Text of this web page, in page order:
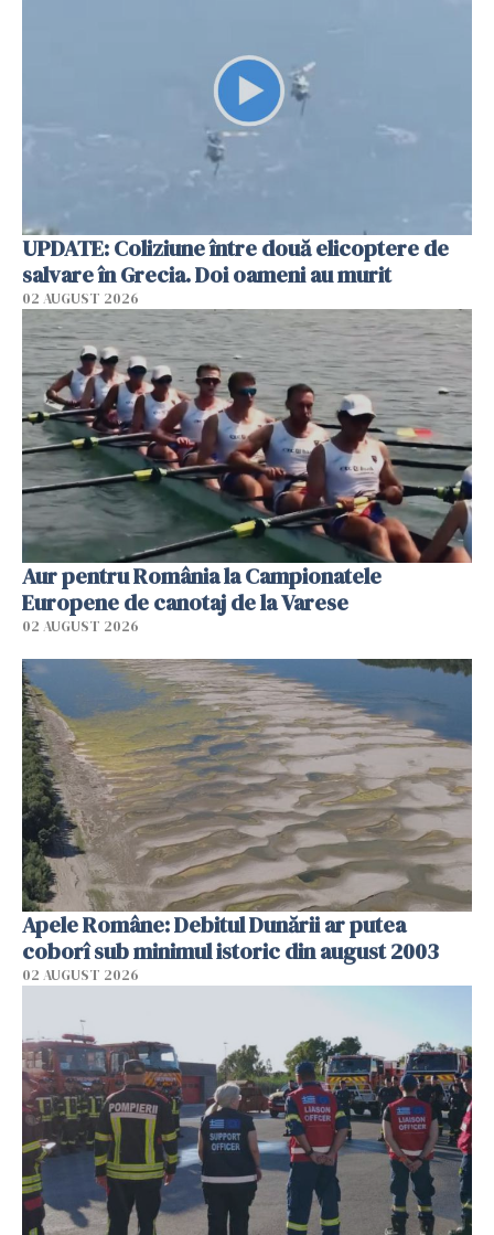
UPDATE: Coliziune între două elicoptere de
salvare în Grecia. Doi oameni au murit
02 AUGUST 2026
Aur pentru România la Campionatele
Europene de canotaj de la Varese
02 AUGUST 2026
Apele Române: Debitul Dunării ar putea
coborî sub minimul istoric din august 2003
02 AUGUST 2026